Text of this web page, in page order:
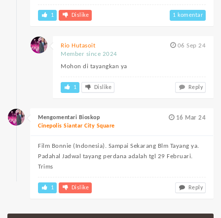
1 Dislike 1 komentar
06 Sep 24
Rio Hutasoit
Member since 2024
Mohon di tayangkan ya
1 Dislike Reply
16 Mar 24
Mengomentari Bioskop
Cinepolis Siantar City Square
Film Bonnie (Indonesia). Sampai Sekarang Blm Tayang ya.
Padahal Jadwal tayang perdana adalah tgl 29 Februari.
Trims
1 Dislike Reply